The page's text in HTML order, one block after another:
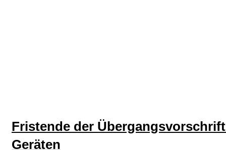
Fristende der
Geräten